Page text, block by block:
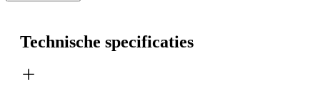
Technische specificaties